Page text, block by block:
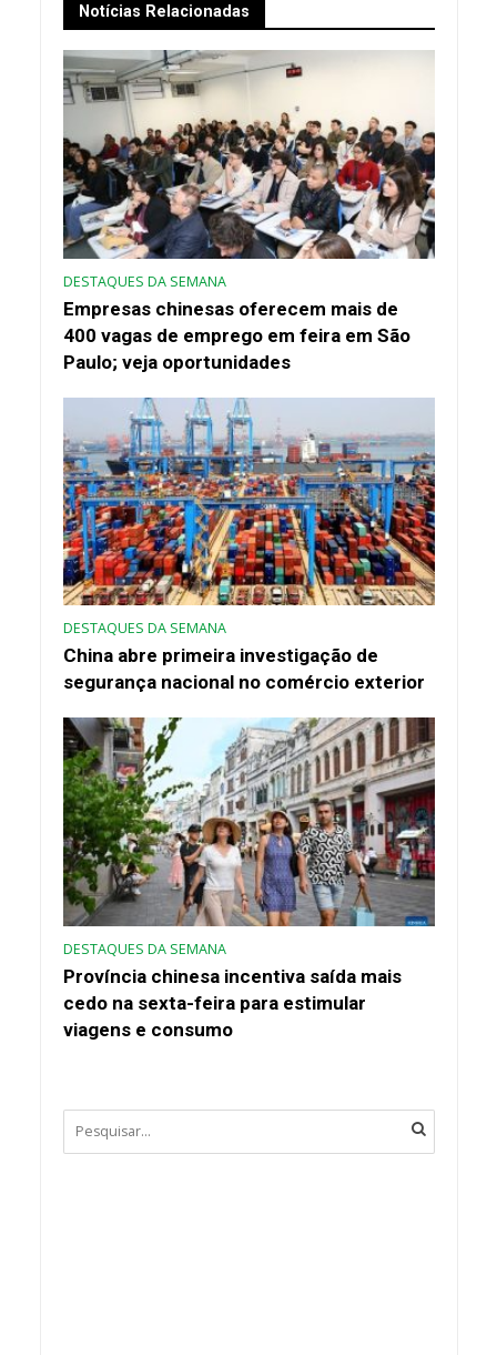
Notícias Relacionadas
DESTAQUES DA SEMANA
Empresas chinesas oferecem mais de
400 vagas de emprego em feira em São
Paulo; veja oportunidades
DESTAQUES DA SEMANA
China abre primeira investigação de
segurança nacional no comércio exterior
DESTAQUES DA SEMANA
Província chinesa incentiva saída mais
cedo na sexta-feira para estimular
viagens e consumo